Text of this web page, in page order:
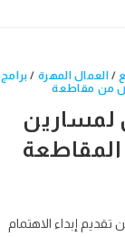
المهرة/برامج
مقاطعة
تقديم إبداء الاهتمام